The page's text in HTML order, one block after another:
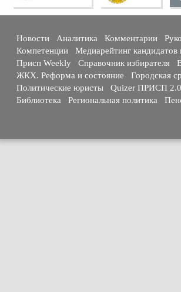
Новости Аналитика Комментарии
Компетенции
Медиарейтинг
Присп Weekly
Справочник избирателя
ЖКХ. Реформа и состояние
Городская
Политические юристы
Quizer ПРИСП 2.0
Библиотека
Региональная политика